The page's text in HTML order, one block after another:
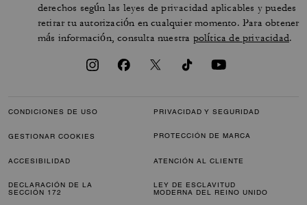
derechos según las leyes de privacidad aplicables y puedes
retirar tu autorización en cualquier momento. Para obtener
más información, consulta nuestra política de privacidad.
CONDICIONES DE USO PRIVACIDAD Y SEGURIDAD
GESTIONAR COOKIES PROTECCIÓN DE MARCA
ACCESIBILIDAD ATENCIÓN AL CLIENTE
DECLARACIÓN DE LA
SECCIÓN 172
LEY DE ESCLAVITUD
MODERNA DEL REINO UNIDO